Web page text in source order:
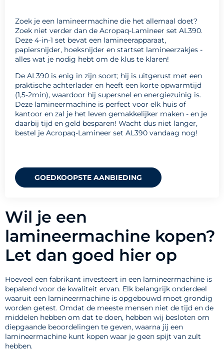
Zoek je een lamineermachine die het allemaal doet?
Zoek niet verder dan de Acropaq-Lamineer set AL390.
Deze 4-in-1 set bevat een lamineerapparaat,
papiersnijder, hoeksnijder en startset lamineerzakjes -
alles wat je nodig hebt om de klus te klaren!
De AL390 is enig in zijn soort; hij is uitgerust met een
praktische achterlader en heeft een korte opwarmtijd
(1,5-2min), waardoor hij supersnel en energiezuinig is.
Deze lamineermachine is perfect voor elk huis of
kantoor en zal je het leven gemakkelijker maken - en je
daarbij tijd en geld besparen! Wacht dus niet langer,
bestel je Acropaq-Lamineer set AL390 vandaag nog!
GOEDKOOPSTE AANBIEDING
Wil je een
lamineermachine kopen?
Let dan goed hier op
Hoeveel een fabrikant investeert in een lamineermachine is
bepalend voor de kwaliteit ervan. Elk belangrijk onderdeel
waaruit een lamineermachine is opgebouwd moet grondig
worden getest. Omdat de meeste mensen niet de tijd en de
middelen hebben om dat te doen, hebben wij besloten om
diepgaande beoordelingen te geven, waarna jij een
lamineermachine kunt kopen waar je geen spijt van zult
hebben.